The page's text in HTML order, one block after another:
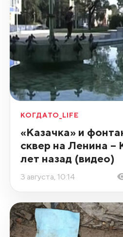
КОГДАТО_LIFE
«Казачка» и
сквер на Ленина –
лет назад (видео)
3 августа, 10:14